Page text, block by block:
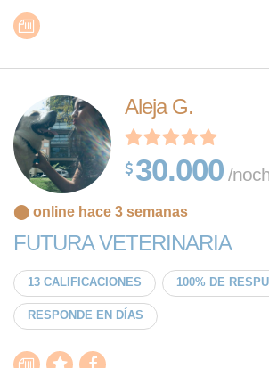
Aleja G.
30.000 /
⬤ online hace 3 semanas
FUTURA VETERINARIA
13 CALIFICACIONES 100% DE
RESPONDE EN DÍAS